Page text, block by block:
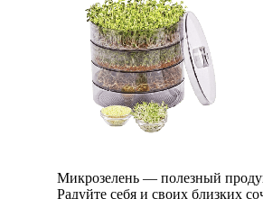
Микрозелень — полезный
Радуйте себя и своих близких